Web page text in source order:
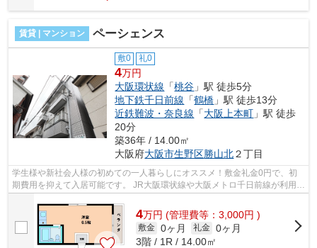
賃貸 | マンション ペーシェンス
敷0 礼0
4万円
大阪環状線 「桃谷 」駅 徒歩5分
地下鉄千日前線 「鶴橋 」駅 徒歩13分
近鉄難波・奈良線 「大阪上本町 」駅 徒歩
20分
築36年 / 14.00㎡
大阪府大阪市生野区勝山北２丁目
学生様や新社会人様の初めての一人暮らしにオススメ！敷金礼金0円で、初
期費用を抑えて入居可能です。 JR大阪環状線や大阪メトロ千日前線が利用可
4万円 (管理費等：3,000円 )
敷金 0ヶ月 礼金 0ヶ月
3階 / 1R / 14.00㎡